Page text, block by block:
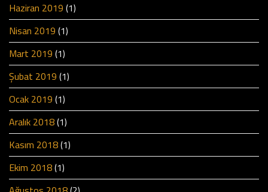
Haziran 2019 (1)
Nisan 2019 (1)
Mart 2019 (1)
Şubat 2019 (1)
Ocak 2019 (1)
Aralık 2018(1)
Kasım 2018(1)
Ekim 2018(1)